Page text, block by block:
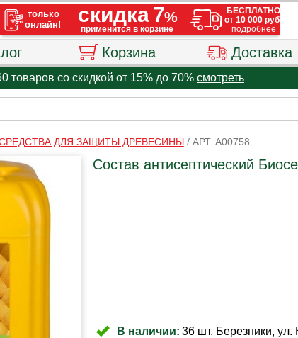
Корзина Доставка
товаров со скидкой от 15% до 70% смотреть
ДЛЯ ЗАЩИТЫ ДРЕВЕСИНЫ/ АРТ. A00758
Состав антисептический
В наличии: 36 шт. Березники, ул.